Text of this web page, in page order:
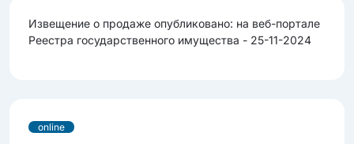
Извещение о продаже опубликовано: на веб-портале
Реестра государственного имущества - 25-11-2024
online